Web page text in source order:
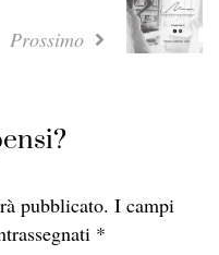
Prossimo
pubblicato. I campi
*